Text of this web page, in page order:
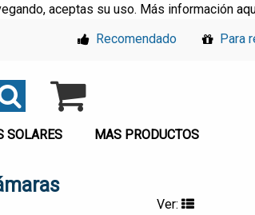
aceptas su uso. Más información
Recomendado Para
SOLARES MAS PRODUCTOS
Ver: